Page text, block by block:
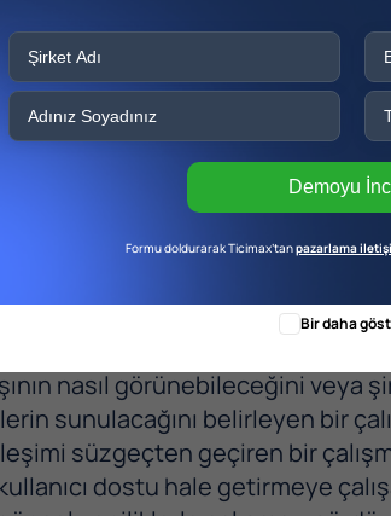
nasıl görünebileceğini veya
sunulacağını belirleyen bir
süzgeçten geçiren bir
dostu hale getirmeye
Demoyu
Formu doldurarak Ticimax’tanpazarlama
Bir daha